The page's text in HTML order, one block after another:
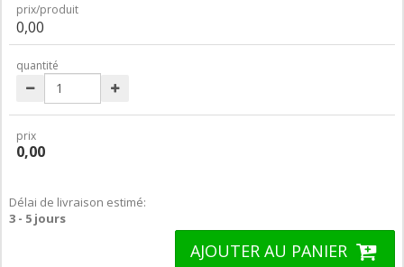
prix/produit
0,00
quantité
prix
0,00
Délai de livraison estimé:
3 - 5 jours
AJOUTER AU PANIER